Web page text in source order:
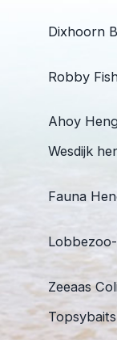
Dixhoorn
Robby
Ahoy
Wesdijk
Fauna
Zeeaas